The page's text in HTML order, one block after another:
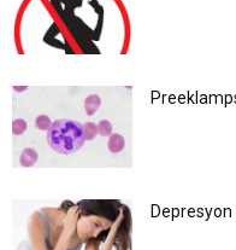
Depresyon